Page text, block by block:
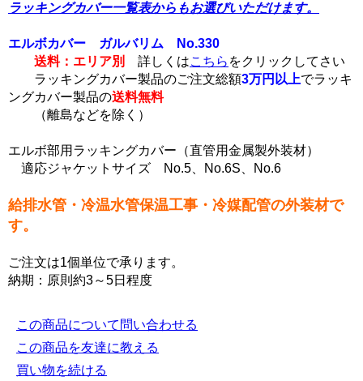
ラッキングカバー一覧表からもお選びいただけます。
エルボカバー ガルバリム No.330
送料：エリア別
詳しくはこちら をクリックしてさい
ラッキングカバー製品のご注文総額3万円以上でラッキ
ングカバー製品の送料無料
（離島などを除く）
エルボ部用ラッキングカバー（直管用金属製外装材）
適応ジャケットサイズ No.5、No.6S、No.6
給排水管・冷温水管保温工事・冷媒配管の外装材で
す。
ご注文は1個単位で承ります。
納期：原則約3～5日程度
この商品について問い合わせる
この商品を友達に教える
買い物を続ける